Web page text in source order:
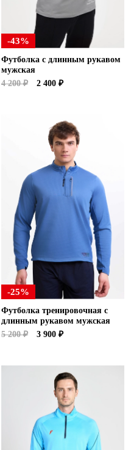
-43%
Футболка с длинным рукавом
мужская
4 200 ₽
2 400 ₽
-25%
Футболка тренировочная с
длинным рукавом мужская
5 200 ₽
3 900 ₽